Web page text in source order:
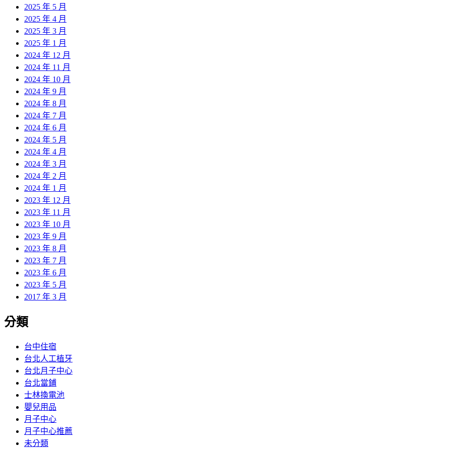
2025 年 5 月
2025 年 4 月
2025 年 3 月
2025 年 1 月
2024 年 12 月
2024 年 11 月
2024 年 10 月
2024 年 9 月
2024 年 8 月
2024 年 7 月
2024 年 6 月
2024 年 5 月
2024 年 4 月
2024 年 3 月
2024 年 2 月
2024 年 1 月
2023 年 12 月
2023 年 11 月
2023 年 10 月
2023 年 9 月
2023 年 8 月
2023 年 7 月
2023 年 6 月
2023 年 5 月
2017 年 3 月
分類
台中住宿
台北人工植牙
台北月子中心
台北當鋪
士林換電池
嬰兒用品
月子中心
月子中心推薦
未分類